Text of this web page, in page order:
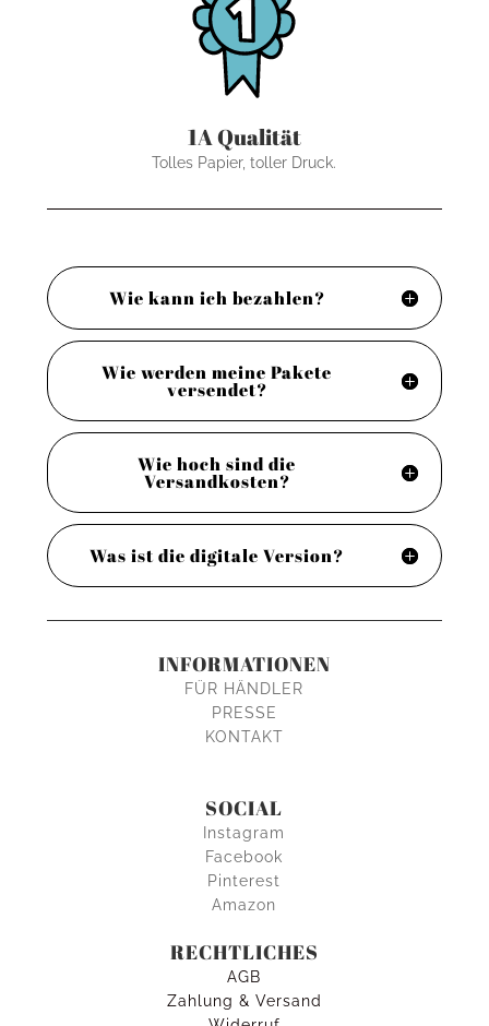
1A Qualität
Tolles Papier, toller Druck.
Wie kann ich bezahlen?
Wie werden meine Pakete
versendet?
Wie hoch sind die
Versandkosten?
Was ist die digitale Version?
INFORMATIONEN
FÜR HÄNDLER
PRESSE
KONTAKT
SOCIAL
Instagram
Facebook
Pinterest
Amazon
RECHTLICHES
AGB
Zahlung & Versand